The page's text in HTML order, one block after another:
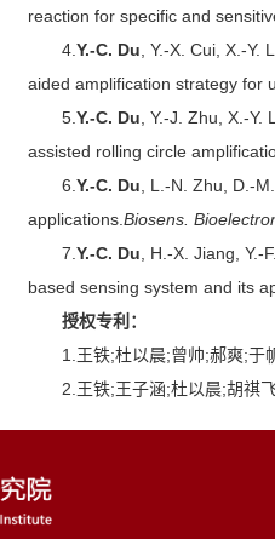
reaction for specific and
4.Y.-C. Du, Y.-X. Cui, X.-Y.
aided amplification strategy for
5.Y.-C. Du, Y.-J. Zhu, X.-Y.
assisted rolling circle
6.Y.-C. Du, L.-N. Zhu, D.-
applications.Biosens.
7.Y.-C. Du, H.-X. Jiang, Y.-
based sensing system and its
授权专利：
1.王铁;杜以晨;曾帅;郝爽;于
2.王铁;王子涵;杜以晨;胡祺